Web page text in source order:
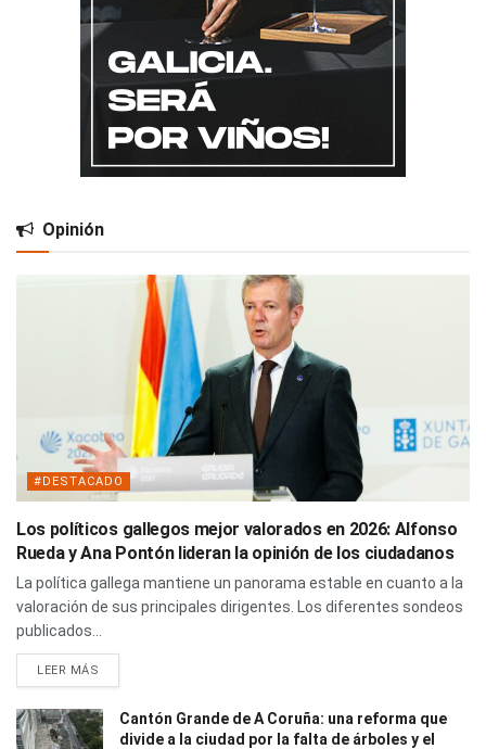
Opinión
#DESTACADO
Los políticos gallegos mejor valorados en 2026: Alfonso
Rueda y Ana Pontón lideran la opinión de los ciudadanos
La política gallega mantiene un panorama estable en cuanto a la
valoración de sus principales dirigentes. Los diferentes sondeos
publicados...
LEER MÁS
Cantón Grande de A Coruña: una reforma que
divide a la ciudad por la falta de árboles y el